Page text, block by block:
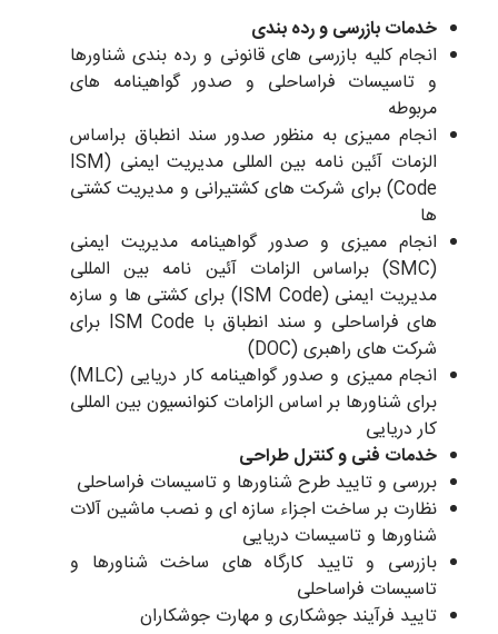
خدمات بازرسی و رده بندی
انجام کلیه بازرسی های قانونی و رده بندی شناورها
و تاسیسات فراساحلی و صدور گواهینامه های
مربوطه
انجام ممیزی به منظور صدور سند انطباق براساس
الزمات آئین نامه بین المللی مدیریت ایمنی (ISM
Code) برای شرکت های کشتیرانی و مدیریت کشتی
ها
انجام ممیزی و صدور گواهینامه مدیریت ایمنی
(SMC) براساس الزامات آئین نامه بین المللی
مدیریت ایمنی (ISM Code) برای کشتی ها و سازه
های فراساحلی و سند انطباق با ISM Code برای
شرکت های راهبری (DOC)
انجام ممیزی و صدور گواهینامه کار دریایی (MLC)
برای شناورها بر اساس الزامات کنوانسیون بین المللی
کار دریایی
خدمات فنی و کنترل طراحی
بررسی و تایید طرح شناورها و تاسیسات فراساحلی
نظارت بر ساخت اجزاء سازه ای و نصب ماشین آلات
شناورها و تاسیسات دریایی
بازرسی و تایید کارگاه های ساخت شناورها و
تاسیسات فراساحلی
تایید فرآیند جوشکاری و مهارت جوشکاران